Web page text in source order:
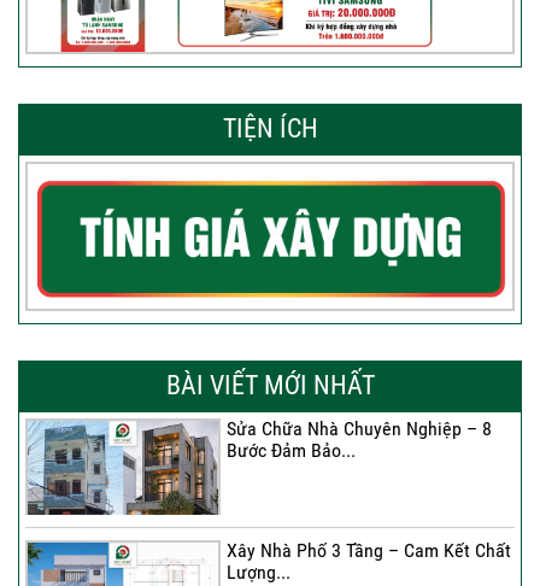
TIỆN ÍCH
BÀI VIẾT MỚI NHẤT
Sửa Chữa Nhà Chuyên Nghiệp – 8
Bước Đảm Bảo...
Xây Nhà Phố 3 Tầng – Cam Kết Chất
Lượng...